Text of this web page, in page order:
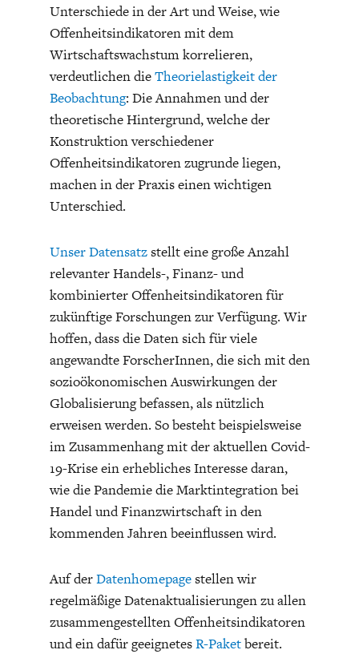
Unterschiede in der Art und Weise, wie
Offenheitsindikatoren mit dem
Wirtschaftswachstum korrelieren,
verdeutlichen dieTheorielastigkeit der
Beobachtung: Die Annahmen und der
theoretische Hintergrund, welche der
Konstruktion verschiedener
Offenheitsindikatoren zugrunde liegen,
machen in der Praxis einen wichtigen
Unterschied.
Unser Datensatzstellt eine große Anzahl
relevanter Handels-, Finanz- und
kombinierter Offenheitsindikatoren für
zukünftige Forschungen zur Verfügung. Wir
hoffen, dass die Daten sich für viele
angewandte ForscherInnen, die sich mit den
sozioökonomischen Auswirkungen der
Globalisierung befassen, als nützlich
erweisen werden. So besteht beispielsweise
im Zusammenhang mit der aktuellen Covid-
19-Krise ein erhebliches Interesse daran,
wie die Pandemie die Marktintegration bei
Handel und Finanzwirtschaft in den
kommenden Jahren beeinflussen wird.
Auf derDatenhomepagestellen wir
regelmäßige Datenaktualisierungen zu allen
zusammengestellten Offenheitsindikatoren
und ein dafür geeignetesR-Paketbereit.